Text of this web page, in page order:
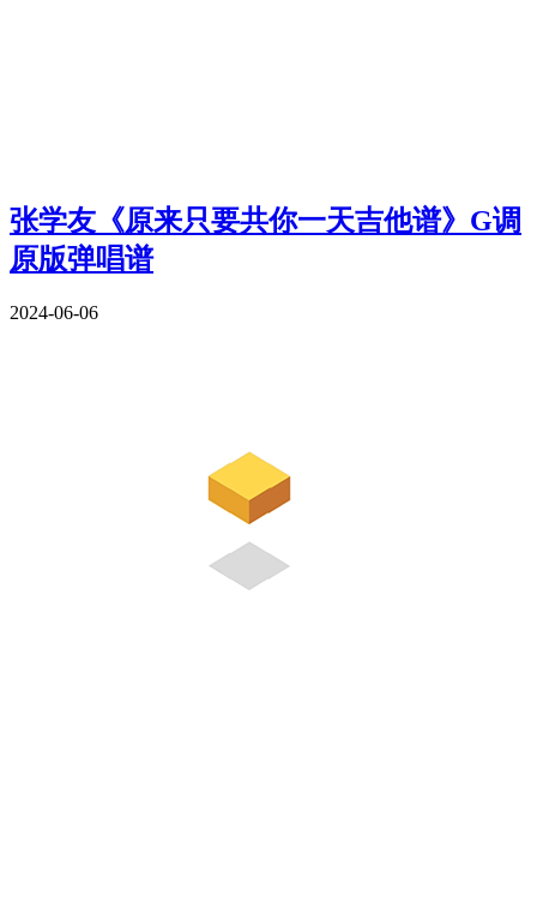
张学友《原来只要共你一天吉他谱》G调
原版弹唱谱
2024-06-06